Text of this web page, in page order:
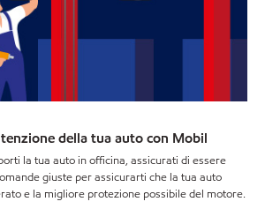
della tua auto con Mobil
la tua auto in officina, assicurati di essere
giuste per assicurarti che la tua auto
e la migliore protezione possibile del motore.